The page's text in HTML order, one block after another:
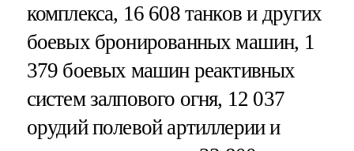
комплекса, 16 608 танков и других
боевых бронированных машин, 1
379 боевых машин реактивных
систем залпового огня, 12 037
орудий полевой артиллерии и